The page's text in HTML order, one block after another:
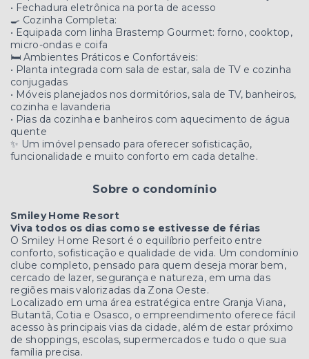
• Fechadura eletrônica na porta de acesso
🍳 Cozinha Completa:
• Equipada com linha Brastemp Gourmet: forno, cooktop,
micro-ondas e coifa
🛏️ Ambientes Práticos e Confortáveis:
• Planta integrada com sala de estar, sala de TV e cozinha
conjugadas
• Móveis planejados nos dormitórios, sala de TV, banheiros,
cozinha e lavanderia
• Pias da cozinha e banheiros com aquecimento de água
quente
✨ Um imóvel pensado para oferecer sofisticação,
funcionalidade e muito conforto em cada detalhe.
Sobre o condomínio
Smiley Home Resort
Viva todos os dias como se estivesse de férias
O Smiley Home Resort é o equilíbrio perfeito entre
conforto, sofisticação e qualidade de vida. Um condomínio
clube completo, pensado para quem deseja morar bem,
cercado de lazer, segurança e natureza, em uma das
regiões mais valorizadas da Zona Oeste.
Localizado em uma área estratégica entre Granja Viana,
Butantã, Cotia e Osasco, o empreendimento oferece fácil
acesso às principais vias da cidade, além de estar próximo
de shoppings, escolas, supermercados e tudo o que sua
família precisa.